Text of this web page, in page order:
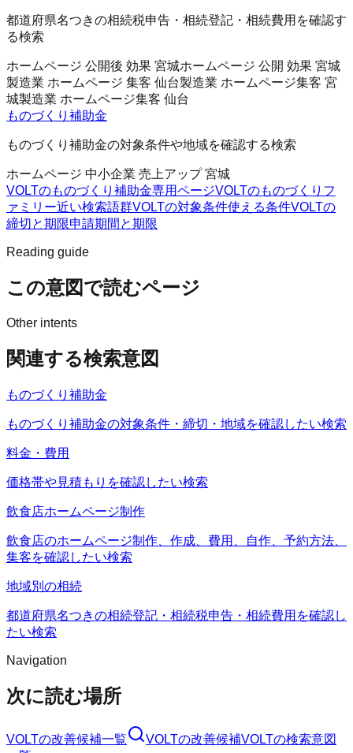
都道府県名つきの相続税申告・相続登記・相続費用を確認す
る検索
ホームページ 公開後 効果 宮城ホームページ 公開 効果 宮城
製造業 ホームページ 集客 仙台製造業 ホームページ集客 宮
城製造業 ホームページ集客 仙台
ものづくり補助金
ものづくり補助金の対象条件や地域を確認する検索
ホームページ 中小企業 売上アップ 宮城
VOLTのものづくり補助金専用ページVOLTのものづくりフ
ァミリー近い検索語群VOLTの対象条件使える条件VOLTの
締切と期限申請期間と期限
Reading guide
この意図で読むページ
Other intents
関連する検索意図
ものづくり補助金
ものづくり補助金の対象条件・締切・地域を確認したい検索
料金・費用
価格帯や見積もりを確認したい検索
飲食店ホームページ制作
飲食店のホームページ制作、作成、費用、自作、予約方法、
集客を確認したい検索
地域別の相続
都道府県名つきの相続登記・相続税申告・相続費用を確認し
たい検索
Navigation
次に読む場所
VOLTの改善候補一覧 VOLTの改善候補VOLTの検索意図